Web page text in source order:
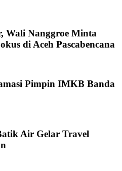
Wali Nanggroe Minta
di Aceh Pascabencana
Pimpin IMKB Banda
Air Gelar Travel